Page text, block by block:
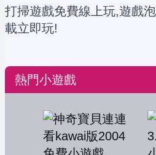
打掃遊戲免費線上玩,遊戲
載立即玩!
熱門小遊戲